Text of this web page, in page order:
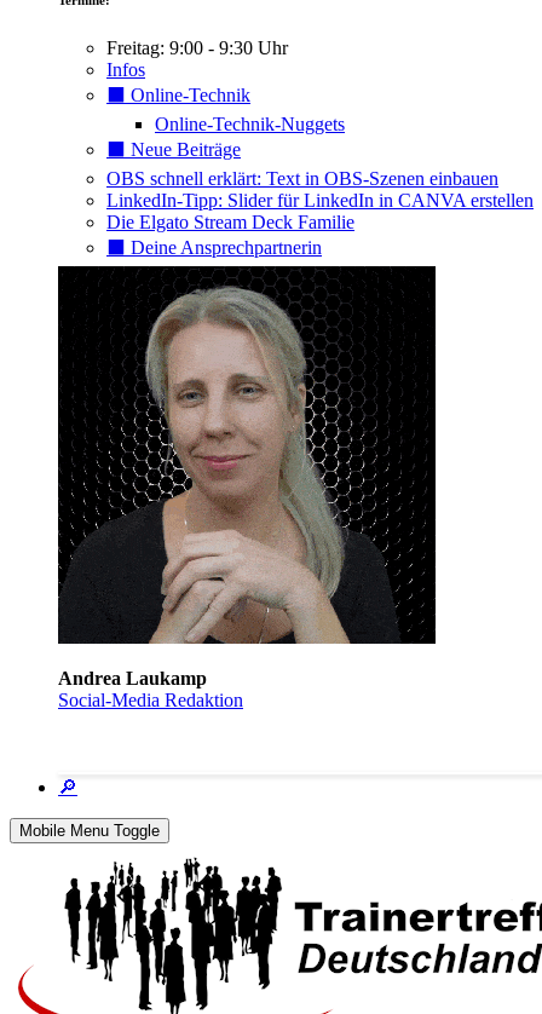
Freitag: 9:00 - 9:30 Uhr
Infos
⬛️ Online-Technik
Online-Technik-Nuggets
⬛️ Neue Beiträge
OBS schnell erklärt: Text in OBS-Szenen einbauen
LinkedIn-Tipp: Slider für LinkedIn in CANVA erstellen
Die Elgato Stream Deck Familie
⬛️ Deine Ansprechpartnerin
Andrea Laukamp
Social-Media Redaktion
🔎
Mobile Menu Toggle